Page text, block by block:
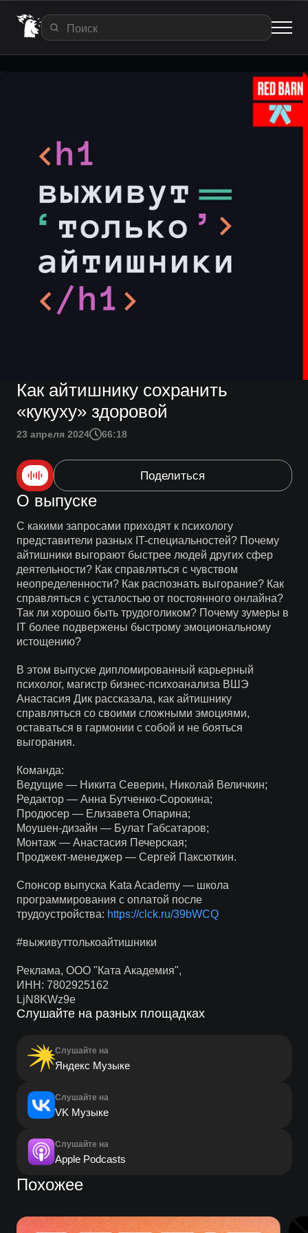
Как айтишнику сохранить
«кукуху» здоровой
23 апреля 2024 66:18
Поделиться
О выпуске
С какими запросами приходят к психологу
представители разных IT-специальностей? Почему
айтишники выгорают быстрее людей других сфер
деятельности? Как справляться с чувством
неопределенности? Как распознать выгорание? Как
справляться с усталостью от постоянного онлайна?
Так ли хорошо быть трудоголиком? Почему зумеры в
IT более подвержены быстрому эмоциональному
истощению?
В этом выпуске дипломированный карьерный
психолог, магистр бизнес-психоанализа ВШЭ
Анастасия Дик рассказала, как айтишнику
справляться со своими сложными эмоциями,
оставаться в гармонии с собой и не бояться
выгорания.
Команда:
Ведущие — Никита Северин, Николай Величкин;
Редактор — Анна Бутченко-Сорокина;
Продюсер — Елизавета Опарина;
Моушен-дизайн — Булат Габсатаров;
Монтаж — Анастасия Печерская;
Проджект-менеджер — Сергей Паксюткин.
Спонсор выпуска Kata Academy — школа
программирования с оплатой после
трудоустройства: https://clck.ru/39bWCQ
#выживуттолькоайтишники
Реклама, ООО "Ката Академия",
ИНН: 7802925162
LjN8KWz9e
Слушайте на разных площадках
Слушайте на
Яндекс Музыке
Слушайте на
VK Музыке
Слушайте на
Apple Podcasts
Похожее